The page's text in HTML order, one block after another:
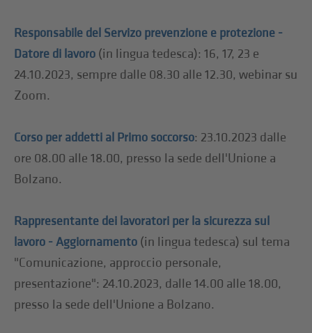
Responsabile del Servizo prevenzione e protezione -
Datore di lavoro (in lingua tedesca): 16, 17, 23 e
24.10.2023, sempre dalle 08.30 alle 12.30, webinar su
Zoom.
Corso per addetti al Primo soccorso: 23.10.2023 dalle
ore 08.00 alle 18.00, presso la sede dell'Unione a
Bolzano.
Rappresentante dei lavoratori per la sicurezza sul
lavoro - Aggiornamento (in lingua tedesca) sul tema
"Comunicazione, approccio personale,
presentazione": 24.10.2023, dalle 14.00 alle 18.00,
presso la sede dell'Unione a Bolzano.